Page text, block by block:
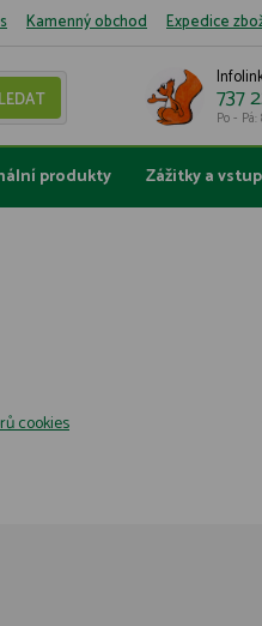
Kamenný obchod Expedice
737
Po -
produkty Zážitky a
cookies